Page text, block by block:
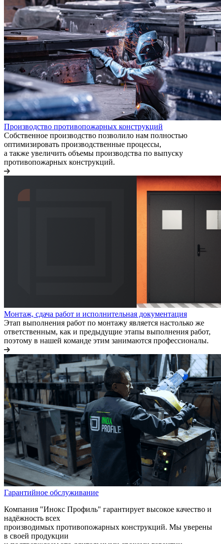
Производство противопожарных конструкций
Собственное производство позволило нам полностью
оптимизировать производственные процессы,
а также увеличить объемы производства по выпуску
противопожарных конструкций.
Монтаж, сдача работ и исполнительная документация
Этап выполнения работ по монтажу является настолько же
ответственным, как и предыдущие этапы выполнения работ,
поэтому в нашей команде этим занимаются профессионалы.
Гарантийное обслуживание
Компания "Инокс Профиль" гарантирует высокое качество и
надёжность всех
производимых противопожарных конструкций. Мы уверены
в своей продукции